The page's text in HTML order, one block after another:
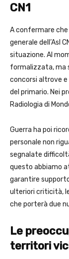
CN1
A confermare
generale dell’Asl
situazione. Al
formalizzata, ma
concorsi altrove e
del primario. Nei
Radiologia di
Guerra ha poi
personale non
segnalate
questo abbiamo
garantire
ulteriori criticità,
che porterà due
Le
territori